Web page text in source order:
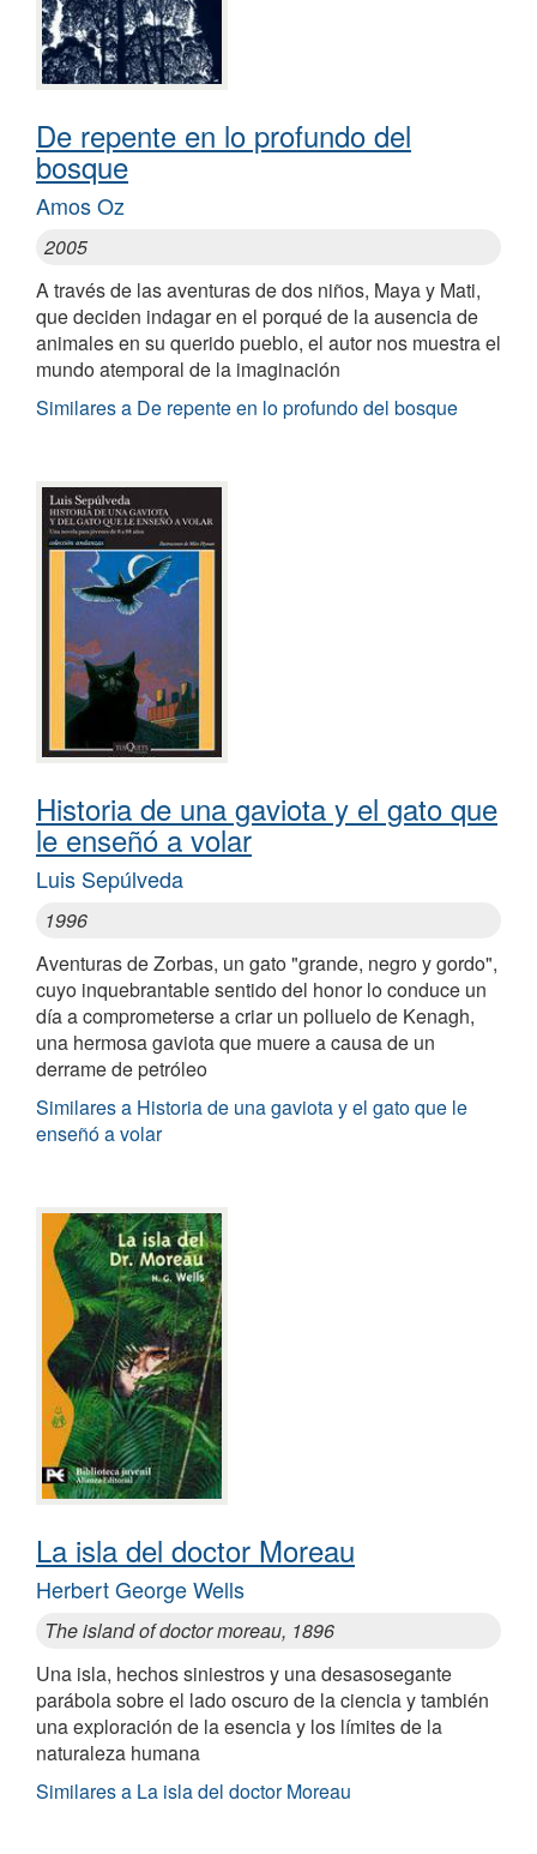
De repente en lo profundo del
bosque
Amos Oz
2005
A través de las aventuras de dos niños, Maya y Mati,
que deciden indagar en el porqué de la ausencia de
animales en su querido pueblo, el autor nos muestra el
mundo atemporal de la imaginación
Similares a De repente en lo profundo del bosque
Historia de una gaviota y el gato que
le enseñó a volar
Luis Sepúlveda
1996
Aventuras de Zorbas, un gato "grande, negro y gordo",
cuyo inquebrantable sentido del honor lo conduce un
día a comprometerse a criar un polluelo de Kenagh,
una hermosa gaviota que muere a causa de un
derrame de petróleo
Similares a Historia de una gaviota y el gato que le
enseñó a volar
La isla del doctor Moreau
Herbert George Wells
The island of doctor moreau, 1896
Una isla, hechos siniestros y una desasosegante
parábola sobre el lado oscuro de la ciencia y también
una exploración de la esencia y los límites de la
naturaleza humana
Similares a La isla del doctor Moreau